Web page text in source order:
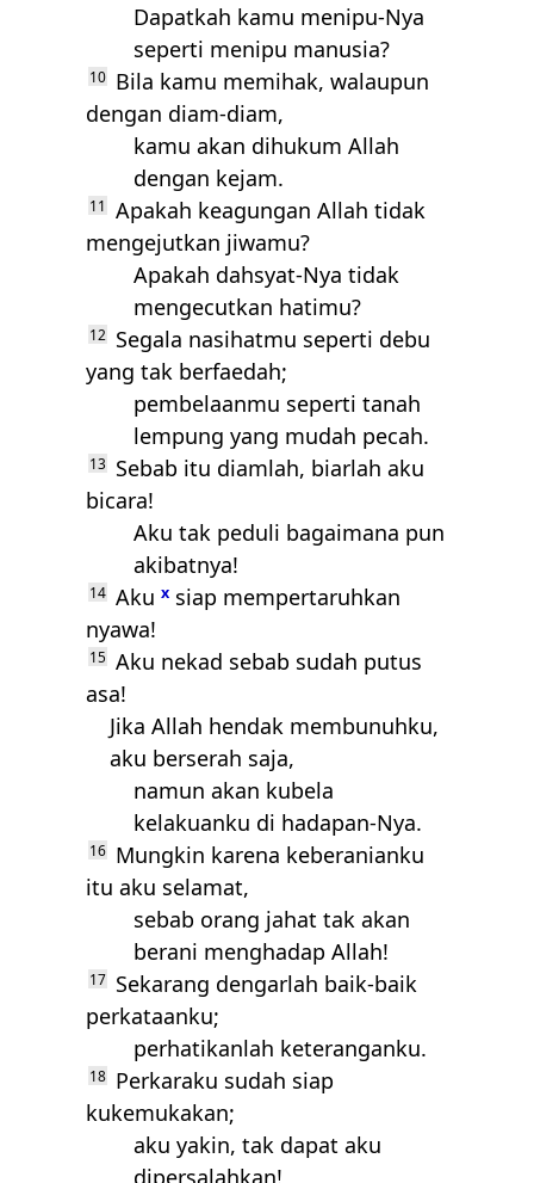
Dapatkah kamu menipu-Nya
seperti menipu manusia?
10 Bila kamu memihak, walaupun
dengan diam-diam,
kamu akan dihukum Allah
dengan kejam.
11
Apakah keagungan Allah tidak
mengejutkan jiwamu?
Apakah dahsyat-Nya tidak
mengecutkan hatimu?
12
Segala nasihatmu seperti debu
yang tak berfaedah;
pembelaanmu seperti tanah
lempung yang mudah pecah.
13
Sebab itu diamlah, biarlah aku
bicara!
Aku tak peduli bagaimana pun
akibatnya!
14 Aku x siap mempertaruhkan
nyawa!
15 Aku nekad sebab sudah putus
asa!
Jika Allah hendak membunuhku,
aku berserah saja,
namun akan kubela
kelakuanku di hadapan-Nya.
16 Mungkin karena keberanianku
itu aku selamat,
sebab orang jahat tak akan
berani menghadap Allah!
17 Sekarang dengarlah baik-baik
perkataanku;
perhatikanlah keteranganku.
18 Perkaraku sudah siap
kukemukakan;
aku yakin, tak dapat aku
dipersalahkan!